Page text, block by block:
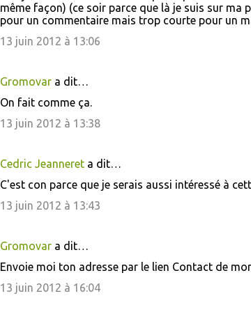
même façon) (ce soir parce que là je suis sur ma
pour un commentaire mais trop courte pour un
13 juin 2012 à 13:06
Gromovara dit…
On fait comme ça.
13 juin 2012 à 13:38
Cedric Jeannereta dit…
C'est con parce que je serais aussi intéressé à
13 juin 2012 à 13:43
Gromovara dit…
Envoie moi ton adresse par le lien Contact de
13 juin 2012 à 16:04